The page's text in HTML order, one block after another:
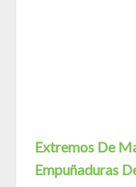
Extremos De
Empuñaduras